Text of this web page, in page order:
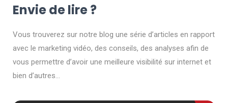
Envie de lire ?
Vous trouverez sur notre blog une série d’articles en rapport
avec le marketing vidéo, des conseils, des analyses afin de
vous permettre d’avoir une meilleure visibilité sur internet et
bien d’autres…